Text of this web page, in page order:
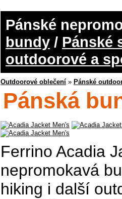
Pánské
bundy / Pánské
outdoorové a
Outdoorové oblečení » Pánské
Pánská
Ferrino Acadia
nepromokavá
hiking i další